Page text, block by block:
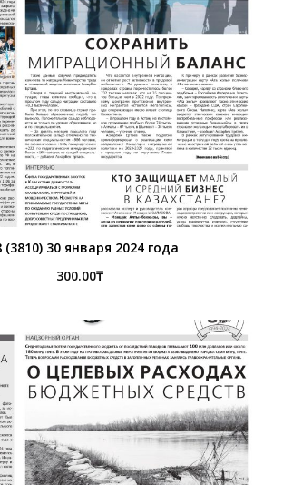
30 января 2024 года
300.00₸